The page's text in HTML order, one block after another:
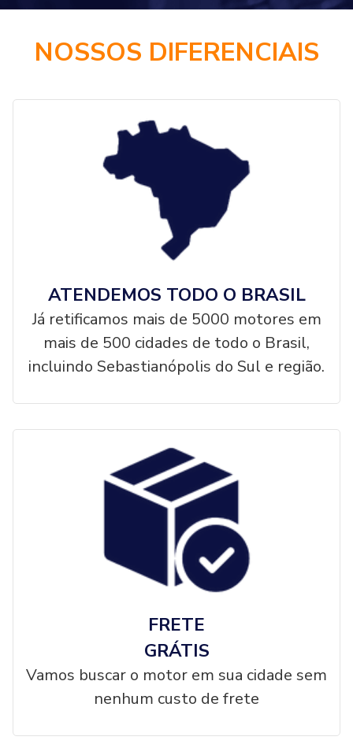
NOSSOS DIFERENCIAIS
ATENDEMOS TODO O BRASIL
Já retificamos mais de 5000 motores em
mais de 500 cidades de todo o Brasil,
incluindo Sebastianópolis do Sul e região.
FRETE
GRÁTIS
Vamos buscar o motor em sua cidade sem
nenhum custo de frete